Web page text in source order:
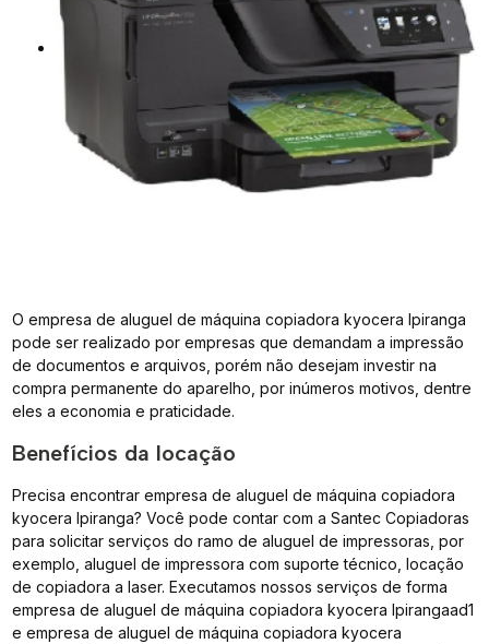
O empresa de aluguel de máquina copiadora kyocera Ipiranga
pode ser realizado por empresas que demandam a impressão
de documentos e arquivos, porém não desejam investir na
compra permanente do aparelho, por inúmeros motivos, dentre
eles a economia e praticidade.
Benefícios da locação
Precisa encontrar empresa de aluguel de máquina copiadora
kyocera Ipiranga? Você pode contar com a Santec Copiadoras
para solicitar serviços do ramo de aluguel de impressoras, por
exemplo, aluguel de impressora com suporte técnico, locação
de copiadora a laser. Executamos nossos serviços de forma
empresa de aluguel de máquina copiadora kyocera Ipirangaad1
e empresa de aluguel de máquina copiadora kyocera